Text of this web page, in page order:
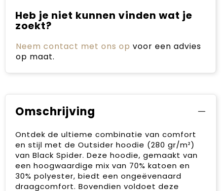
Heb je niet kunnen vinden wat je
zoekt?
Neem contact met ons op voor een advies
op maat.
Omschrijving
Ontdek de ultieme combinatie van comfort
en stijl met de Outsider hoodie (280 gr/m²)
van Black Spider. Deze hoodie, gemaakt van
een hoogwaardige mix van 70% katoen en
30% polyester, biedt een ongeëvenaard
draagcomfort. Bovendien voldoet deze